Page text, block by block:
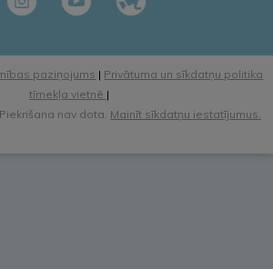
paziņojums | Privātuma un sīkdatņu politika
tīmekļa vietnē |
nav dota. Mainīt sīkdatņu iestatījumus.